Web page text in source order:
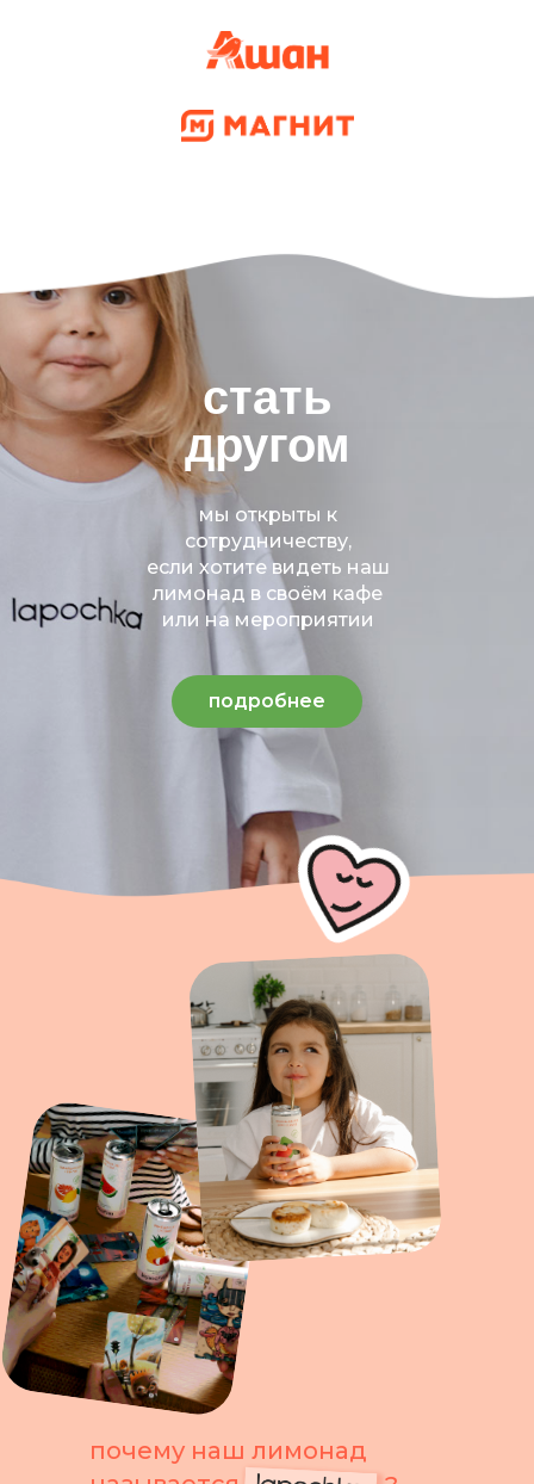
стать
другом
мы открыты к
сотрудничеству,
если хотите видеть наш
лимонад в своём кафе
или на мероприятии
подробнее
почему наш лимонад